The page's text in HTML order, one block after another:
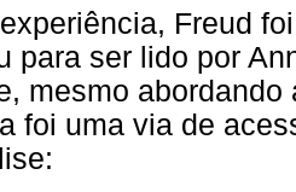
Freud
para ser lido por
mesmo
foi uma via de